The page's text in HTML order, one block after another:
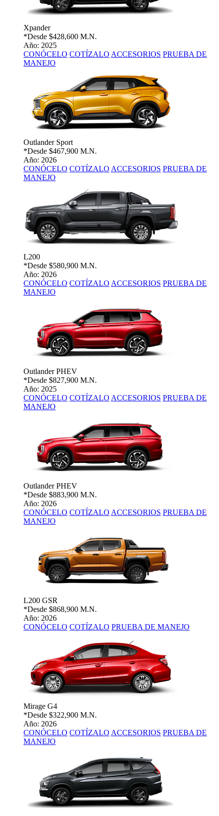
Xpander
*Desde $428,600 M.N.
Año: 2025
CONÓCELO COTÍZALO ACCESORIOS PRUEBA DE
MANEJO
Outlander Sport
*Desde $467,900 M.N.
Año: 2026
CONÓCELO COTÍZALO ACCESORIOS PRUEBA DE
MANEJO
L200
*Desde $580,900 M.N.
Año: 2026
CONÓCELO COTÍZALO ACCESORIOS PRUEBA DE
MANEJO
Outlander PHEV
*Desde $827,900 M.N.
Año: 2025
CONÓCELO COTÍZALO ACCESORIOS PRUEBA DE
MANEJO
Outlander PHEV
*Desde $883,900 M.N.
Año: 2026
CONÓCELO COTÍZALO ACCESORIOS PRUEBA DE
MANEJO
L200 GSR
*Desde $868,900 M.N.
Año: 2026
CONÓCELO COTÍZALO PRUEBA DE MANEJO
Mirage G4
*Desde $322,900 M.N.
Año: 2026
CONÓCELO COTÍZALO ACCESORIOS PRUEBA DE
MANEJO